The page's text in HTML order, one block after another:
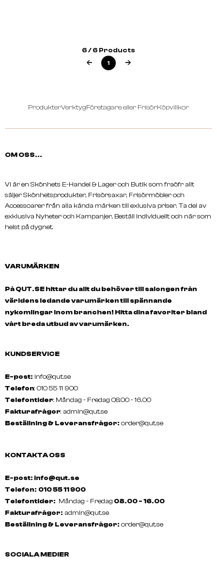
REVLON PROFESSIONAL
6 / 6 Products
1
ProdukterVerktygFöretagare eller FrisörKöpvillkor
OM OSS...
Vi är en Skönhets E-Handel & Lager och Butik som fraöfr allt
säljer Skönhetsprodukter, Frisörsaxar, Frisörmöbler och
Accessoarer från alla kända märken till exlusiva priser. Ta del av
exklusiva Nyheter och Kampanjer, Beställ individuellt och när som
helst på dygnet.
VARUMÄRKEN
På QUT.SE hittar du allt du behöver till salongen från
världens ledande varumärken till spännande
nykomlingar inom branchen! Hitta dina favoriter bland
vårt breda utbud av varumärken.
KUNDSERVICE
E-post: info@qut.se
Telefon: 010 55 11 900
Telefontider: Måndag - Fredag 08.00 - 16.00
Fakturafrågor: admin@qut.se
Beställning & Leveransfrågor: order@qut.se
KONTAKTA OSS
E-post: info@qut.se
Telefon: 010 55 11 900
Telefontider: Måndag - Fredag 08.00 - 16.00
Fakturafrågor: admin@qut.se
Beställning & Leveransfrågor: order@qut.se
SOCIALA MEDIER